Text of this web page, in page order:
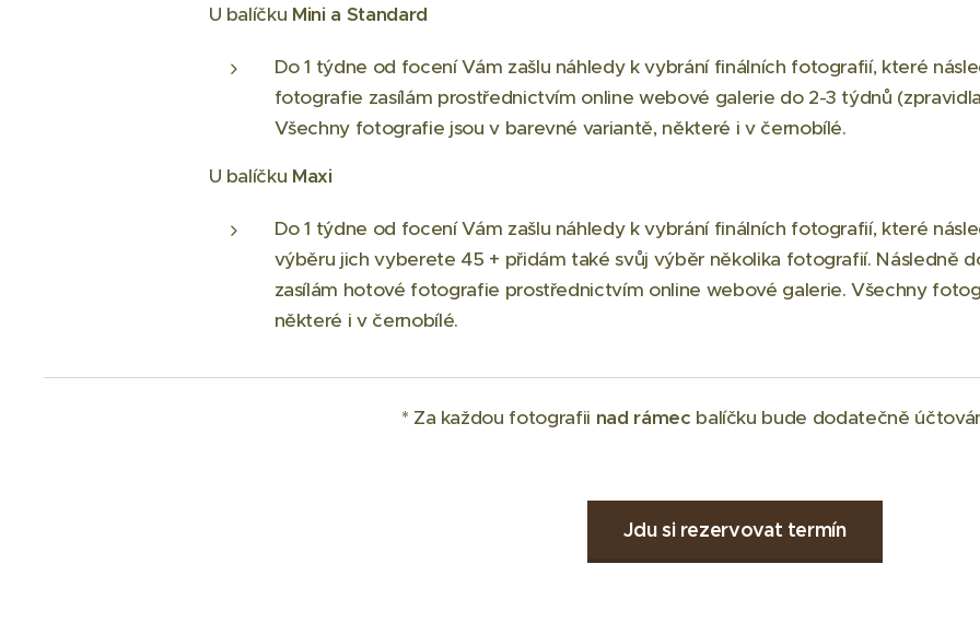
U balíčku Mini a Standard
Do 1 týdne od focení Vám zašlu náhledy k vybrání finálních fotografií, které
fotografie zasílám prostřednictvím online webové galerie do 2-3 týdnů
Všechny fotografie jsou v barevné variantě, některé i v černobílé.
U balíčku Maxi
Do 1 týdne od focení Vám zašlu náhledy k vybrání finálních fotografií, které
výběru jich vyberete 45 + přidám také svůj výběr několika fotografií. Následně
zasílám hotové fotografie prostřednictvím online webové galerie. Všechny
některé i v černobílé.
* Za každou fotografii nad rámec balíčku bude dodatečně
Jdu si rezervovat termín